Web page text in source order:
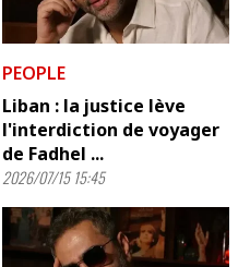
PEOPLE
Liban : la justice lève
l'interdiction de voyager
de Fadhel ...
2026/07/15 15:45